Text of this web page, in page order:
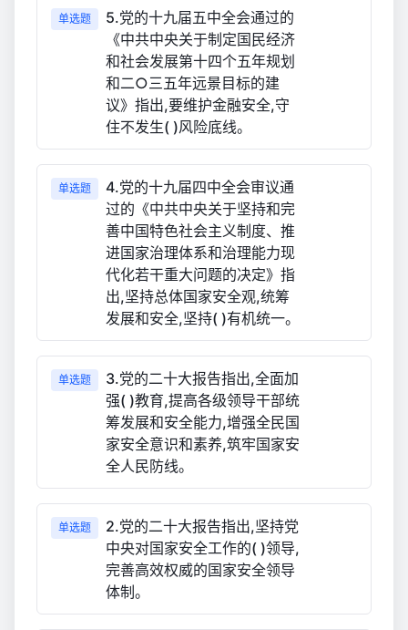
单选题
5.党的十九届五中全会通过的
《中共中央关于制定国民经济
和社会发展第十四个五年规划
和二○三五年远景目标的建
议》指出,要维护金融安全,守
住不发生( )风险底线。
单选题
4.党的十九届四中全会审议通
过的《中共中央关于坚持和完
善中国特色社会主义制度、推
进国家治理体系和治理能力现
代化若干重大问题的决定》指
出,坚持总体国家安全观,统筹
发展和安全,坚持( )有机统一。
单选题
3.党的二十大报告指出,全面加
强( )教育,提高各级领导干部统
筹发展和安全能力,增强全民国
家安全意识和素养,筑牢国家安
全人民防线。
单选题
2.党的二十大报告指出,坚持党
中央对国家安全工作的( )领导,
完善高效权威的国家安全领导
体制。